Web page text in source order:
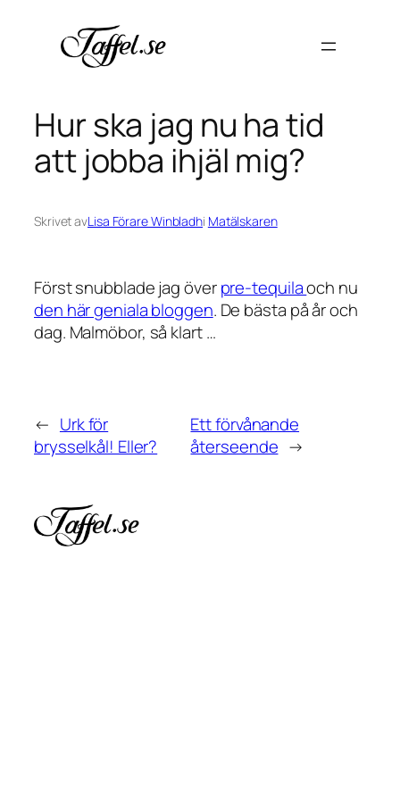
innehåll
Hur ska jag nu ha tid
att jobba ihjäl mig?
Skrivet avLisa Förare Winbladhi Matälskaren
Först snubblade jag överpre-tequilaoch nu
den här geniala bloggen. De bästa på år och
dag. Malmöbor, så klart …
← Urk för
brysselkål! Eller?
Ett förvånande
återseende →